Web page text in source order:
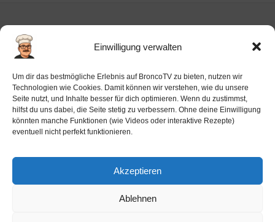
Einwilligung verwalten
Um dir das bestmögliche Erlebnis auf BroncoTV zu bieten, nutzen wir
Technologien wie Cookies. Damit können wir verstehen, wie du unsere
Seite nutzt, und Inhalte besser für dich optimieren. Wenn du zustimmst,
hilfst du uns dabei, die Seite stetig zu verbessern. Ohne deine Einwilligung
könnten manche Funktionen (wie Videos oder interaktive Rezepte)
eventuell nicht perfekt funktionieren.
Akzeptieren
Ablehnen
Datenschutz-Haftung
Cookie-Richtlinie (EU)
Barrierefreiheit